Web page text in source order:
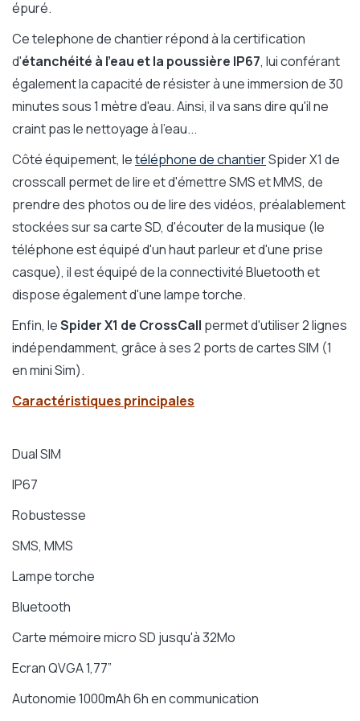
épuré.
Ce telephone de chantier répond à la certification
d'étanchéité à l'eau et la poussière IP67, lui conférant
également la capacité de résister à une immersion de 30
minutes sous 1 mètre d'eau. Ainsi, il va sans dire qu'il ne
craint pas le nettoyage à l'eau...
Côté équipement, letéléphone de chantierSpider X1 de
crosscall permet de lire et d'émettre SMS et MMS, de
prendre des photos ou de lire des vidéos, préalablement
stockées sur sa carte SD, d'écouter de la musique (le
téléphone est équipé d'un haut parleur et d'une prise
casque), il est équipé de la connectivité Bluetooth et
dispose également d'une lampe torche.
Enfin, leSpider X1 de CrossCall permet d'utiliser 2 lignes
indépendamment, grâce à ses 2 ports de cartes SIM (1
en mini Sim).
Caractéristiques principales
Dual SIM
IP67
Robustesse
SMS, MMS
Lampe torche
Bluetooth
Carte mémoire micro SD jusqu'à 32Mo
Ecran QVGA 1,77”
Autonomie 1000mAh 6h en communication